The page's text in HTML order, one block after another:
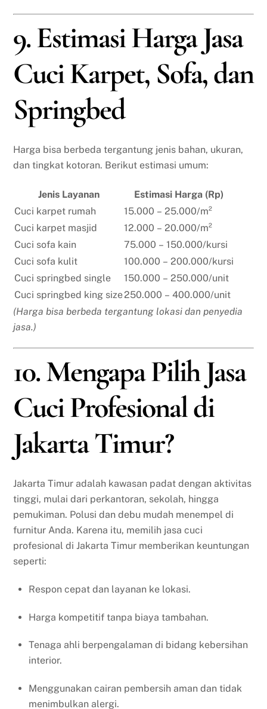
9. Estimasi Harga Jasa
Cuci Karpet, Sofa, dan
Springbed
Harga bisa berbeda tergantung jenis bahan, ukuran,
dan tingkat kotoran. Berikut estimasi umum:
Jenis Layanan
Estimasi Harga (Rp)
Cuci karpet rumah
15.000 – 25.000/m²
Cuci karpet masjid
12.000 – 20.000/m²
Cuci sofa kain
75.000 – 150.000/kursi
Cuci sofa kulit
100.000 – 200.000/kursi
Cuci springbed single
150.000 – 250.000/unit
Cuci springbed king size250.000 – 400.000/unit
(Harga bisa berbeda tergantung lokasi dan penyedia
jasa.)
10. Mengapa Pilih Jasa
Cuci Profesional di
Jakarta Timur?
Jakarta Timur adalah kawasan padat dengan aktivitas
tinggi, mulai dari perkantoran, sekolah, hingga
pemukiman. Polusi dan debu mudah menempel di
furnitur Anda. Karena itu, memilih jasa cuci
profesional di Jakarta Timur memberikan keuntungan
seperti:
Respon cepat dan layanan ke lokasi.
Harga kompetitif tanpa biaya tambahan.
Tenaga ahli berpengalaman di bidang kebersihan
interior.
Menggunakan cairan pembersih aman dan tidak
menimbulkan alergi.